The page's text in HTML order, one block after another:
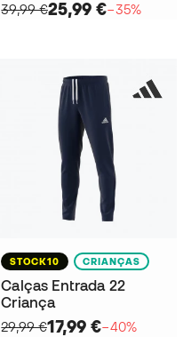
39,99 €25,99 €−35%
STOCK10 CRIANÇAS
Calças Entrada 22
Criança
29,99 €17,99 €−40%